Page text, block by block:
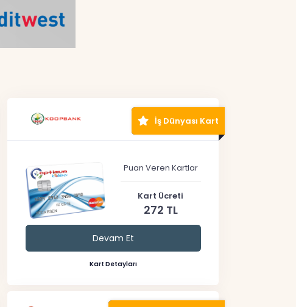
İş Dünyası Kart
Puan Veren Kartlar
Kart Ücreti
272 TL
Devam Et
Kart Detayları